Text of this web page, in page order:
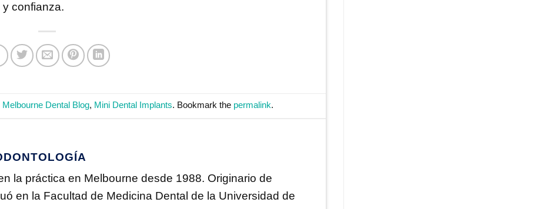
confianza.
Melbourne Dental Blog, Mini Dental Implants. Bookmark the permalink.
la práctica en Melbourne desde 1988. Originario de
en la Facultad de Medicina Dental de la Universidad de